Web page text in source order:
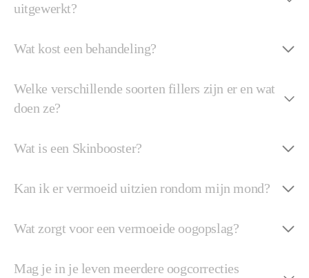
uitgewerkt?
Wat kost een behandeling?
Welke verschillende soorten fillers zijn er en wat
doen ze?
Wat is een Skinbooster?
Kan ik er vermoeid uitzien rondom mijn mond?
Wat zorgt voor een vermoeide oogopslag?
Mag je in je leven meerdere oogcorrecties